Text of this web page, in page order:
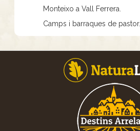
Monteixo a Vall Ferrera.
Camps i barraques de pastor.